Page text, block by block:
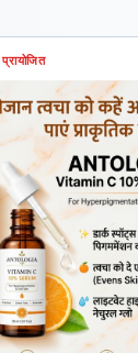
प्रायोजित